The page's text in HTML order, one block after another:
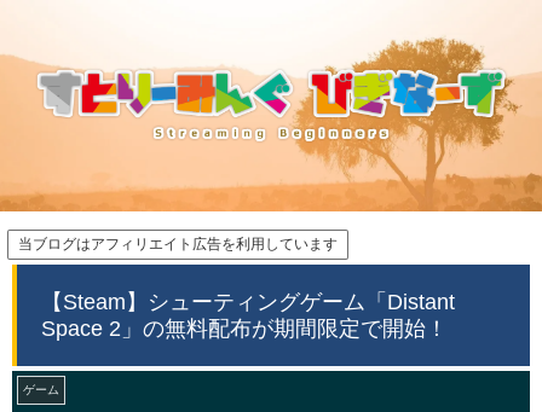
当ブログはアフィリエイト広告を利用しています
【Steam】シューティングゲーム「Distant
Space 2」の無料配布が期間限定で開始！
ゲーム